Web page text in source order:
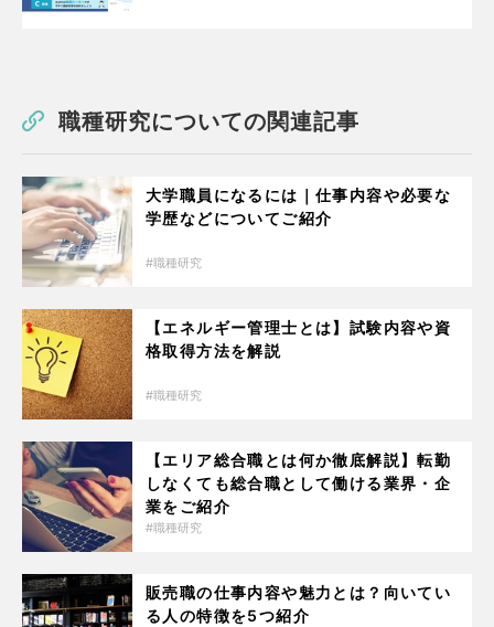
職種研究についての関連記事
大学職員になるには｜仕事内容や必要な
学歴などについてご紹介
職種研究
【エネルギー管理士とは】試験内容や資
格取得方法を解説
職種研究
【エリア総合職とは何か徹底解説】転勤
しなくても総合職として働ける業界・企
業をご紹介
職種研究
販売職の仕事内容や魅力とは？向いてい
る人の特徴を5つ紹介